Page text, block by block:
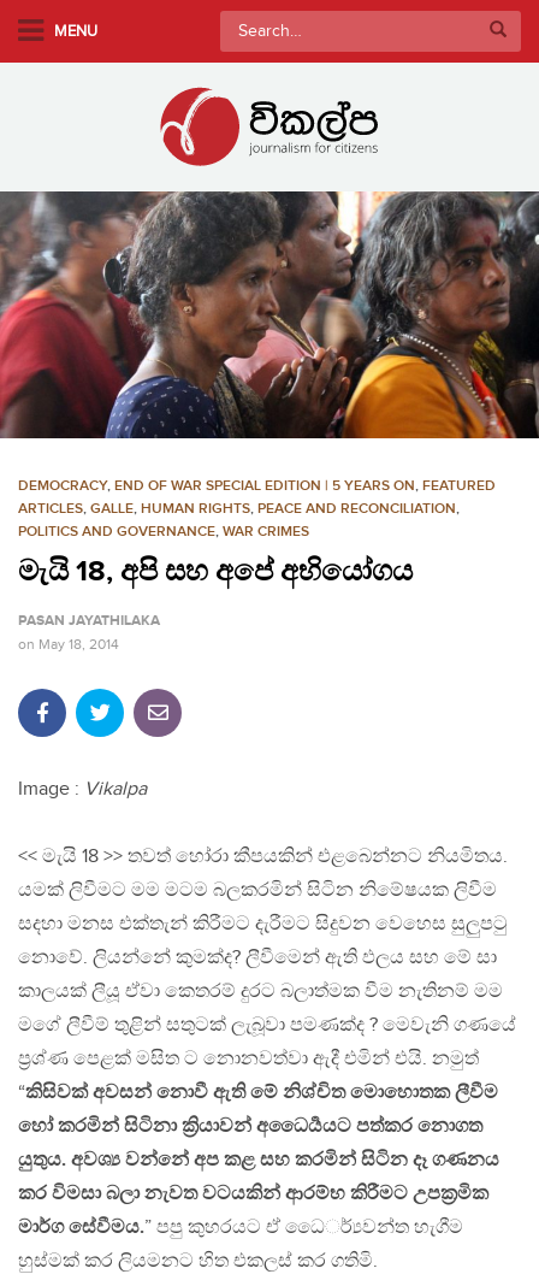
m
a
i
n
c
o
n
t
e
MENU
Search
for:
DEMOCRACY, END OF WAR SPECIAL EDITION | 5 YEARS ON, FEATURED
ARTICLES, GALLE, HUMAN RIGHTS, PEACE AND RECONCILIATION,
POLITICS AND GOVERNANCE, WAR CRIMES
මැයි 18, අපි සහ ​අපේ අභියෝගය
PASAN JAYATHILAKA
on May 18, 2014
Image : Vikalpa
<< මැයි 18 >> තවත් හෝරා කීපයකින් එළබෙන්නට නියමිතය.
යමක් ලිවීමට මම මටම බලකරමින් සිටින නිමේෂයක ලිවීම
සදහා මනස එක්තැන් කිරීමට දැරීමට සිදුවන වෙහෙස සුලුපටු
නොවේ. ලියන්නේ කුමක්ද? ලීවීමෙන් ඇති ඵලය සහ මේ සා
කාලයක් ලීයූ ඒවා කෙතරම් දුරට බලාත්මක වීම නැතිනම් මම
මගේ ලීවීම් තුළින් සතුටක් ලැබූවා පමණක්ද ? මෙවැනි ගණයේ
ප්‍රශ්ණ පෙළක් මසිත ට නොනවත්වා ඇදී එමින් එයි. නමුත්
“කිසිවක් අවසන් නොවී ඇති මේ නිශ්චිත මොහොතක ලීවීම
හෝ කරමින් සිටිනා ක්‍රියාවන් අ​​ධෛර්‍යයට පත්කර නොගත
යුතුය. අවශ්‍ය වන්නේ අප කළ සහ කරමින් සිටින දෑ ගණනය
කර විමසා බලා නැවත වටයකින් ආරම්භ කිරීමට උපක්‍රමික
මාර්ග සේවීමය.” පපු කුහරයට ඒ ​​ධෛර්්‍යවන්ත හැගීම
හුස්මක් කර ලියමනට හිත ​එකලස් කර ගතිමි.